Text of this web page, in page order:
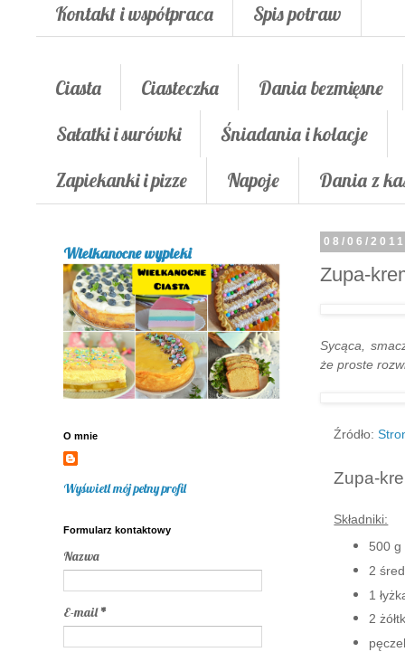
Kontakt i współpraca Spis potraw
Ciasta Ciasteczka
Dania bezmięsne
Sałatki i surówki
Śniadania i kolacje
Zapiekanki i pizze
Napoje Dania z
08/06/
Zupa-
Sycąca,
że proste
Źródło:
Zupa-
Składniki:
500 g
2
1
2
Wielkanocne wypieki
O mnie
Wyświetl mój pełny profil
Formularz kontaktowy
Nazwa
E-mail*